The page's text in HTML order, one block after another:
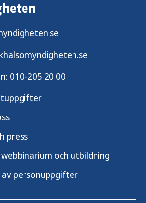
010-205 20 00
press
och utbildning
av personuppgifter